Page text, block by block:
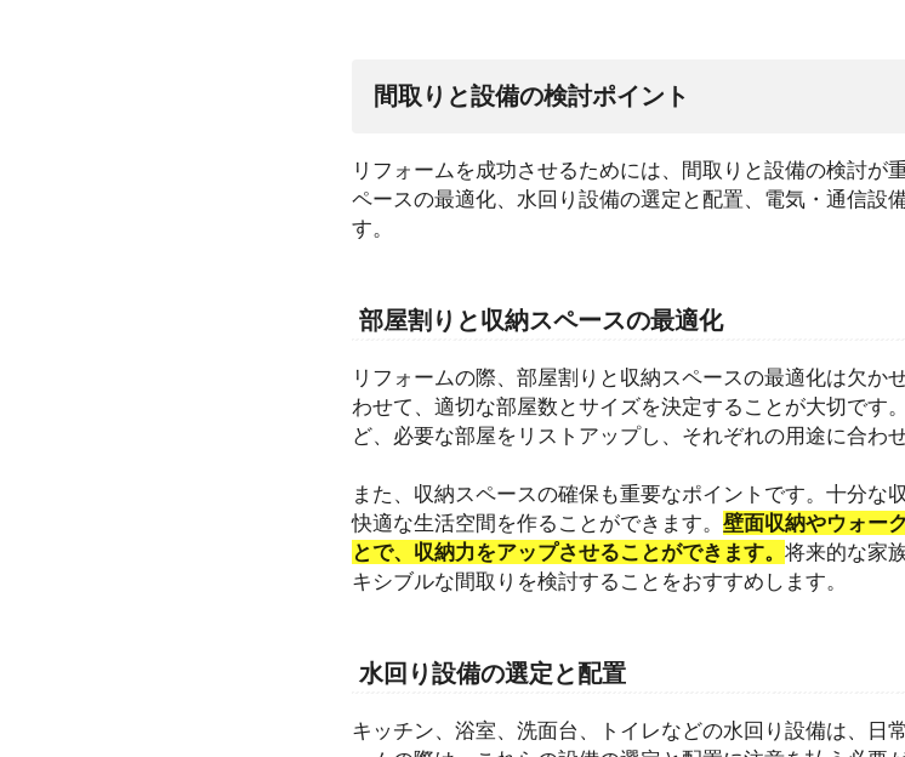
間取りと設備の検討ポイント
リフォームを成功させるためには、間取りと設備の検討が
ペースの最適化、水回り設備の選定と配置、電気・通信設
す。
部屋割りと収納スペースの最適化
リフォームの際、部屋割りと収納スペースの最適化は欠か
わせて、適切な部屋数とサイズを決定することが大切です
ど、必要な部屋をリストアップし、それぞれの用途に合わ
また、収納スペースの確保も重要なポイントです。十分な
快適な生活空間を作ることができます。 壁面収納やウォー
とで、収納力をアップさせることができます。 将来的な家
キシブルな間取りを検討することをおすすめします。
水回り設備の選定と配置
キッチン、浴室、洗面台、トイレなどの水回り設備は、日